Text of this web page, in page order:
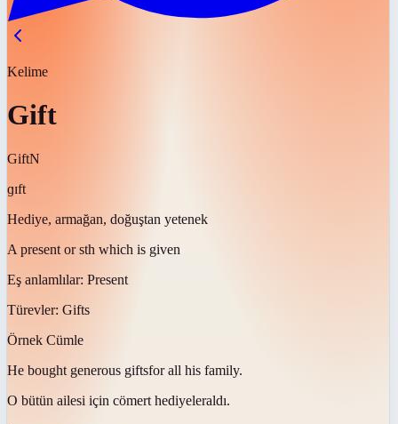
Kelime
Gift
GiftN
ɡɪft
Hediye, armağan, doğuştan yetenek
A present or sth which is given
Eş anlamlılar: Present
Türevler: Gifts
Örnek Cümle
He bought generous giftsfor all his family.
O bütün ailesi için cömert hediyeleraldı.